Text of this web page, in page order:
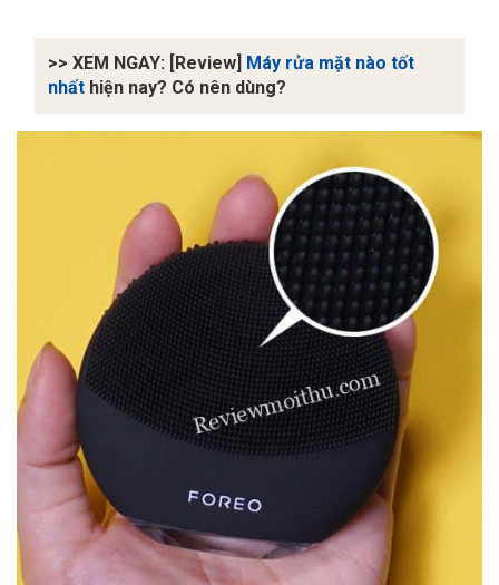
>> XEM NGAY: [Review]
Máy rửa mặt nào tốt
nhất hiện nay? Có nên dùng?